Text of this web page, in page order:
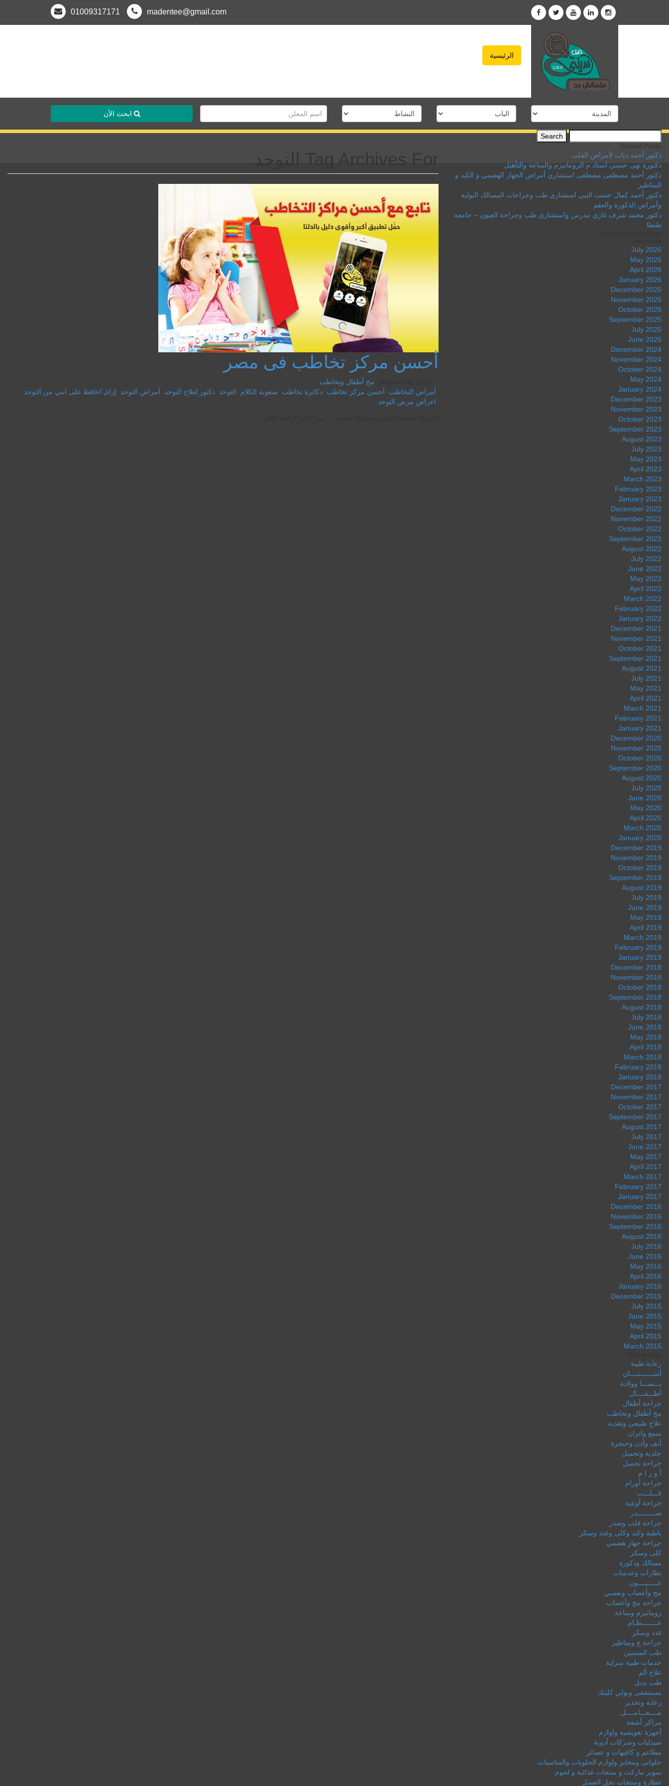
madentee@gmail.com
01009317171
الرئيسية
ابحث الأن
Tag Archives For التوحد
أحسن مركز تخاطب فى مصر
مخ أطفال وتخاطب
أمراض التخاطب
أحسن مركز تخاطب دكاترة تخاطب صعوبة الكلام التوحد دكتور لعلاج التوحد أمراض التوحد إزاى احافظ على ابني من التوحد
اعراض مرض التوحد
Search
for:
Recent Posts
دكتور أحمد دياب لأمراض القلب
دكتورة نهى حسني أستاذ م الروماتيزم والمناعة والتأهيل
دكتور أحمد مصطفى مصطفى استشاري أمراض الجهاز الهضمي و الكبد و
المناظير
دكتور أحمد كمال حسب النبي استشاري طب وجراحات المسالك البولية
وأمراض الذكورة والعقم
دكتور محمد شرف غازي مدرس واستشاري طب وجراحة العيون – جامعة
طنطا
July 2026
May 2026
April 2026
January 2026
December 2025
November 2025
October 2025
September 2025
July 2025
June 2025
December 2024
November 2024
October 2024
May 2024
January 2024
December 2023
November 2023
October 2023
September 2023
August 2023
July 2023
May 2023
April 2023
March 2023
February 2023
January 2023
December 2022
November 2022
October 2022
September 2022
August 2022
July 2022
June 2022
May 2022
April 2022
March 2022
February 2022
January 2022
December 2021
November 2021
October 2021
September 2021
August 2021
July 2021
May 2021
April 2021
March 2021
February 2021
January 2021
December 2020
November 2020
October 2020
September 2020
August 2020
July 2020
June 2020
May 2020
April 2020
March 2020
January 2020
December 2019
November 2019
October 2019
September 2019
August 2019
July 2019
June 2019
May 2019
April 2019
March 2019
February 2019
January 2019
December 2018
November 2018
October 2018
September 2018
August 2018
July 2018
June 2018
May 2018
April 2018
March 2018
February 2018
January 2018
December 2017
November 2017
October 2017
September 2017
August 2017
July 2017
June 2017
May 2017
April 2017
March 2017
February 2017
January 2017
December 2016
November 2016
September 2016
August 2016
July 2016
June 2016
May 2016
April 2016
January 2016
December 2015
July 2015
June 2015
May 2015
April 2015
March 2015
رعاية طبية
أســـــــنــــان
نـــســـا وولادة
أطـــفــــال
جراحة أطفال
مخ أطفال وتخاطب
علاج طبيعى وتغذية
سمع واتزان
أنف وأذن وحنجرة
جلدية وتجميل
جراحة تجميل
أ و ر ا م
جراحة أورام
قـــلـــب
جراحة أوعية
صـــــــــدر
جراحة قلب وصدر
باطنة وكبد وكلى وغدد وسكر
جراحة جهاز هضمي
كلى وسكر
مسالك وذكورة
نظارات وعدسات
عـــــيــــون
مخ وأعصاب ونفسي
جراحة مخ وأعصاب
روماتيزم ومناعة
عــــــــظـام
غدد وسكر
جراحة ع ومناظير
طب المسنين
خدمات طبية منزلية
علاج ألم
طب بديل
مستشفى وبولي كلينك
رعاية وتخدير
مــــعـــامــــل
مراكز أشعة
أجهزة تعويضية ولوازم
صيدليات وشركات أدوية
مطاعم و كافيهات و عصائر
حلوانى ومخابز ولوازم الحلويات والمناسبات
سوبر ماركت و منتجات غذائية و لحوم
عطارة ومنتجات نحل العسل